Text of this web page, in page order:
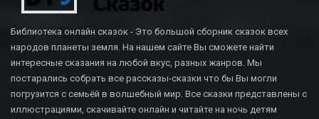
Библиотека онлайн сказок - Это большой сборник сказок всех
народов планеты земля. На нашем сайте Вы сможете найти
интересные сказания на любой вкус, разных жанров. Мы
постарались собрать все рассказы-сказки что бы Вы могли
погрузится с семьёй в волшебный мир. Все сказки представлены с
иллюстрациями, скачивайте онлайн и читайте на ночь детям